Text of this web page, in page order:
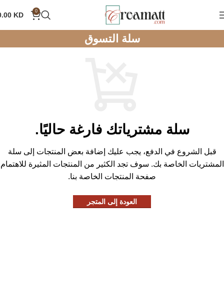
0
KD
سلة التسوق
سلة مشترياتك فارغة حاليًا.
قبل الشروع في الدفع، يجب عليك إضافة بعض المنتجات إلى سلة
المشتريات الخاصة بك. سوف تجد الكثير من المنتجات المثيرة للاهتمام
صفحة المنتجات الخاصة بنا.
العودة إلى المتجر